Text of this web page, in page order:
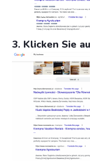
3. Klicken Sie